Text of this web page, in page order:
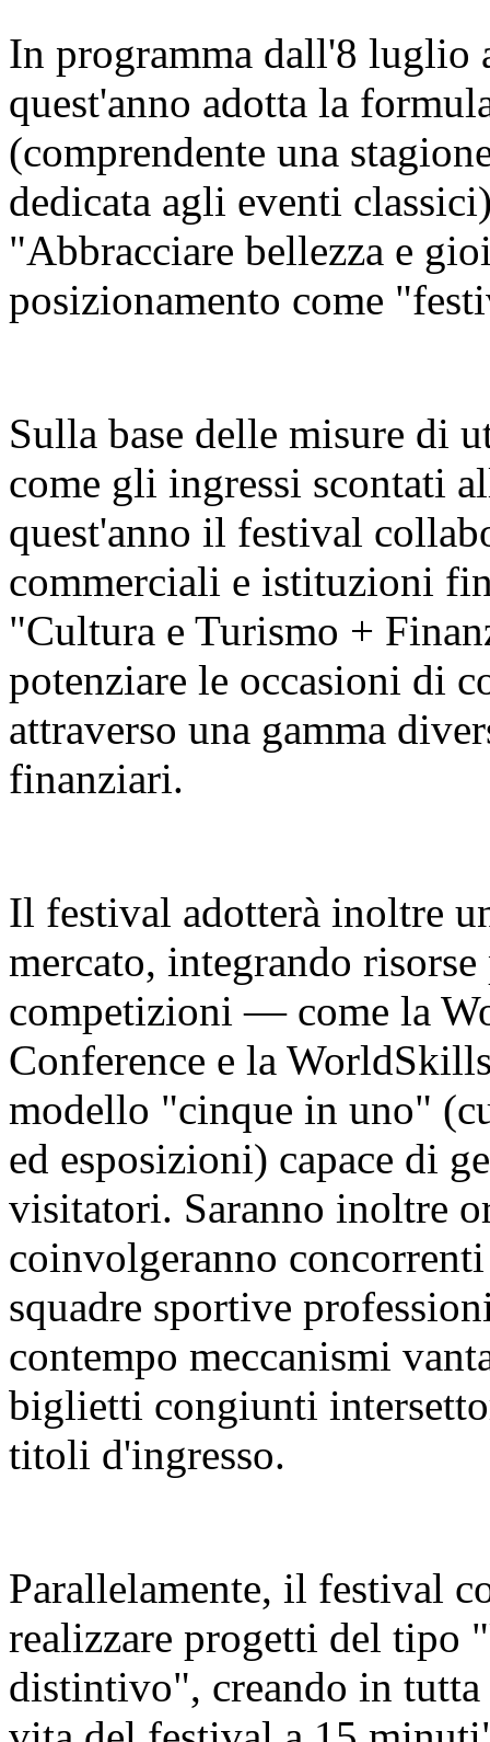
In programma dall'8
quest'anno adotta la
(comprendente una
dedicata agli eventi
"Abbracciare bellezza e
posizionamento come
Sulla base delle misure di
come gli ingressi scontati
quest'anno il festival
commerciali e istituzioni
"Cultura e Turismo +
potenziare le occasioni di
attraverso una gamma
finanziari.
Il festival adotterà inoltre
mercato, integrando
competizioni — come la
Conference e la
modello "cinque in uno"
ed esposizioni) capace di
visitatori. Saranno inoltre
coinvolgeranno
squadre sportive
contempo meccanismi
biglietti congiunti
titoli d'ingresso.
Parallelamente, il festival
realizzare progetti del tipo
distintivo", creando in